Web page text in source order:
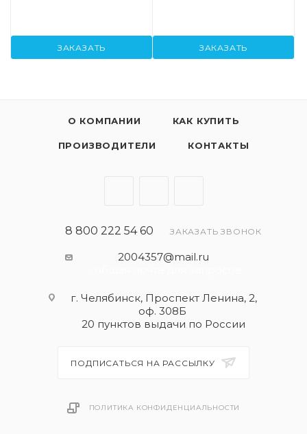
ЗАКАЗАТЬ ЗАКАЗАТЬ
О КОМПАНИИ КАК КУПИТЬ
ПРОИЗВОДИТЕЛИ КОНТАКТЫ
8 800 222 54 60 ЗАКАЗАТЬ ЗВОНОК
2004357@mail.ru
г. Челябинск, Проспект Ленина, 2,
оф. 308Б
20 пунктов выдачи по России
ПОДПИСАТЬСЯ НА РАССЫЛКУ
ПОЛИТИКА КОНФИДЕНЦИАЛЬНОСТИ